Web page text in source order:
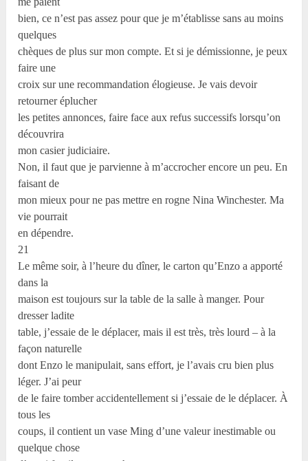
bien, ce n’est pas assez pour que je m’établisse sans au moins
quelques
chèques de plus sur mon compte. Et si je démissionne, je peux
faire une
croix sur une recommandation élogieuse. Je vais devoir
retourner éplucher
les petites annonces, faire face aux refus successifs lorsqu’on
découvrira
mon casier judiciaire.
Non, il faut que je parvienne à m’accrocher encore un peu. En
faisant de
mon mieux pour ne pas mettre en rogne Nina Winchester. Ma
vie pourrait
en dépendre.
21
Le même soir, à l’heure du dîner, le carton qu’Enzo a apporté
dans la
maison est toujours sur la table de la salle à manger. Pour
dresser ladite
table, j’essaie de le déplacer, mais il est très, très lourd – à la
façon naturelle
dont Enzo le manipulait, sans effort, je l’avais cru bien plus
léger. J’ai peur
de le faire tomber accidentellement si j’essaie de le déplacer. À
tous les
coups, il contient un vase Ming d’une valeur inestimable ou
quelque chose